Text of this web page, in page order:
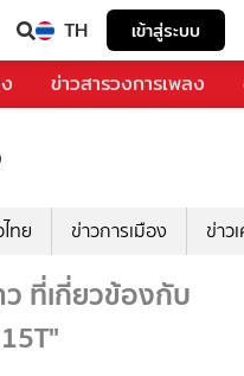
TH เข้าสู่ระบบ
ข่าวสารวงการเพลง
ทย ข่าวการเมือง ข่าว
ที่เกี่ยวข้องกับ